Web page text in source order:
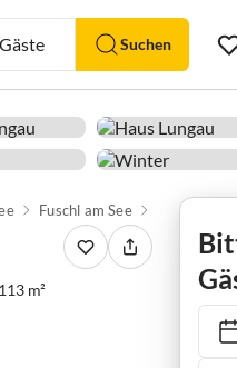
Suchen
Fuschl am See Apartment
113 m²